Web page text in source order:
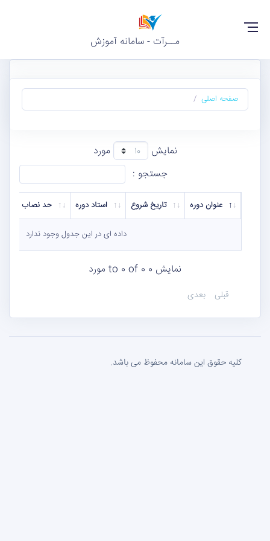
مــرآت - سامانه آموزش
صفحه اصلی
نمایش
مورد
جستجو :
عنوان دوره تاریخ شروع استاد دوره حد نصاب
داده ای در این جدول وجود ندارد
نمایش 0 to 0 of 0 مورد
قبلی بعدی
کلیه حقوق این سامانه محفوظ می باشد.